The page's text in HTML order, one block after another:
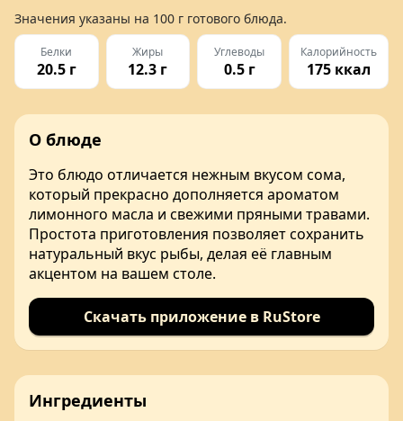
Значения указаны на 100 г готового блюда.
Белки
20.5 г
Жиры
12.3 г
Углеводы
0.5 г
Калорийность
175 ккал
О блюде
Это блюдо отличается нежным вкусом сома,
который прекрасно дополняется ароматом
лимонного масла и свежими пряными травами.
Простота приготовления позволяет сохранить
натуральный вкус рыбы, делая её главным
акцентом на вашем столе.
Скачать приложение в RuStore
Ингредиенты